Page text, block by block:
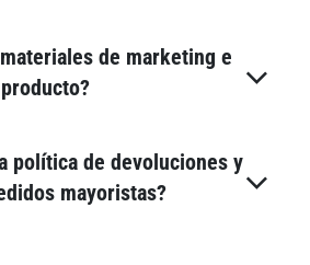
de marketing e
política de devoluciones y
mayoristas?